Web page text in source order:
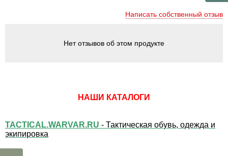
Написать собственный отзыв
Нет отзывов об этом продукте
НАШИ КАТАЛОГИ
TACTICAL.WARVAR.RU - Тактическая обувь, одежда и
экипировка